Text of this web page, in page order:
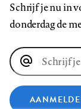
Schrijf je nu in
donderdag de
E-